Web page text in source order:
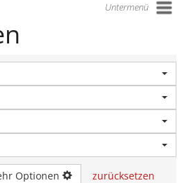
Untermenü
Optionen zurücksetzen